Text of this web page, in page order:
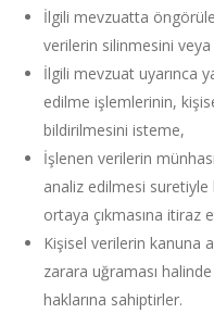
İlgili mevzuatta
verilerin silinmesini
İlgili mevzuat uyarınca
edilme işlemlerinin,
bildirilmesini isteme,
İşlenen verilerin
analiz edilmesi
ortaya çıkmasına itiraz
Kişisel verilerin kanuna
zarara uğraması
haklarına sahiptirler.